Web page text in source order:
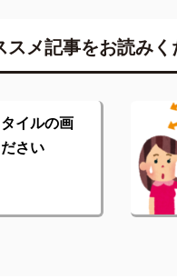
スメ記事をお読み
イルの画
さい